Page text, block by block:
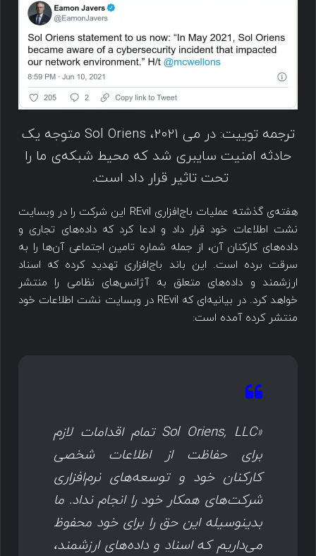
ترجمه توییت: در می 2021، Sol Oriens متوجه یک
حادثه امنیت سایبری شد که محیط شبکه‌ی ما را
تحت تاثیر قرار داد است.
هفته‌ی گذشته عملیات باج‌افزاری REvil این شرکت را در وبسایت
نشت اطلاعات خود قرار داد و ادعا کرد که داده‌های تجاری و
داده‌های کارکنان آن، از جمله شماره تامین اجتماعی آن‌ها را به
سرقت برده است. این باند باج‌افزاری تهدید کرده که اسناد
ارزشمند و داده‌های متعلق به آژانس‌های نظامی را منتشر
خواهد کرد. در بیانیه‌ای که REvil در وبسایت نشت اطلاعات خود
منتشر کرده آمده است:
«
Sol Oriens, LLC تمام اقدامات لازم
برای حفاظت از اطلاعات شخصی
کارکنان خود و توسعه‌های نرم‌افزاری
شرکت‌های همکار خود را انجام نداد. ما
بدینوسیله این حق را برای خود محفوظ
می‌داریم که اسناد و داده‌های ارزشمند،